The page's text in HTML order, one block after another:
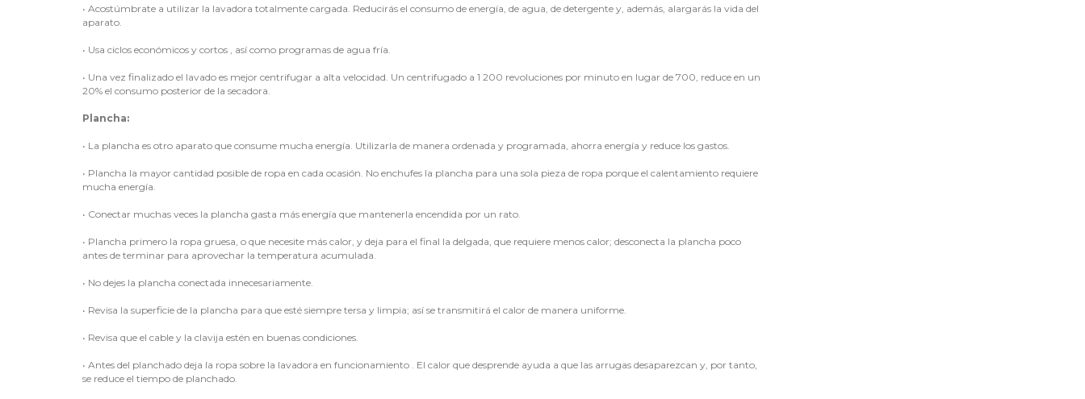
• Acostúmbrate a utilizar la lavadora totalmente cargada. Reducirás el consumo de energía, de agua, de detergente y, además, alargarás la vida del
aparato.
• Usa ciclos económicos y cortos , así como programas de agua fría.
• Una vez finalizado el lavado es mejor centrifugar a alta velocidad. Un centrifugado a 1 200 revoluciones por minuto en lugar de 700, reduce en un
20% el consumo posterior de la secadora.
Plancha:
• La plancha es otro aparato que consume mucha energía. Utilizarla de manera ordenada y programada, ahorra energía y reduce los gastos.
• Plancha la mayor cantidad posible de ropa en cada ocasión. No enchufes la plancha para una sola pieza de ropa porque el calentamiento requiere
mucha energía.
• Conectar muchas veces la plancha gasta más energía que mantenerla encendida por un rato.
• Plancha primero la ropa gruesa, o que necesite más calor, y deja para el final la delgada, que requiere menos calor; desconecta la plancha poco
antes de terminar para aprovechar la temperatura acumulada.
• No dejes la plancha conectada innecesariamente.
• Revisa la superficie de la plancha para que esté siempre tersa y limpia; así se transmitirá el calor de manera uniforme.
• Revisa que el cable y la clavija estén en buenas condiciones.
• Antes del planchado deja la ropa sobre la lavadora en funcionamiento . El calor que desprende ayuda a que las arrugas desaparezcan y, por tanto,
se reduce el tiempo de planchado.